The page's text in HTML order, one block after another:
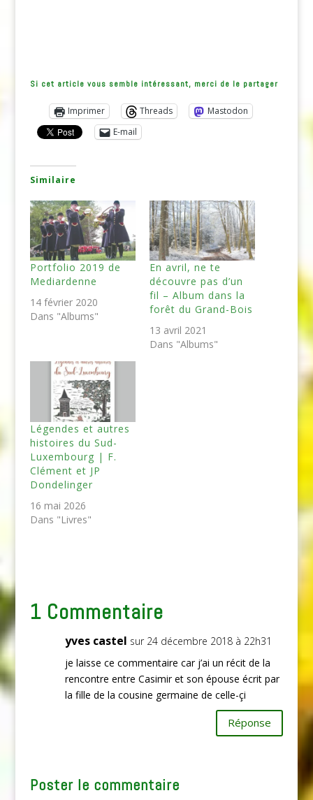
Si cet article vous semble intéressant, merci de le partager
Imprimer Threads
Mastodon
E-mail
Similaire
Portfolio 2019 de
Mediardenne
14 février 2020
Dans "Albums"
En avril, ne te
découvre pas d’un
fil – Album dans la
forêt du Grand-Bois
13 avril 2021
Dans "Albums"
Légendes et autres
histoires du Sud-
Luxembourg | F.
Clément et JP
Dondelinger
16 mai 2026
Dans "Livres"
1 Commentaire
yves castel sur 24 décembre 2018 à 22h31
je laisse ce commentaire car j’ai un récit de la
rencontre entre Casimir et son épouse écrit par
la fille de la cousine germaine de celle-çi
Réponse
Poster le commentaire